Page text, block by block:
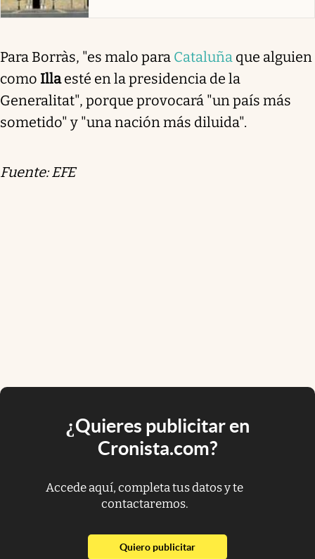
Para Borràs, "es malo para Cataluña que alguien
como Illaesté en la presidencia de la
Generalitat", porque provocará "un país más
sometido" y "una nación más diluida".
Fuente: EFE
¿Quieres publicitar en
Cronista.com?
Accede aquí, completa tus datos y te
contactaremos.
Quiero publicitarabre en nueva pestaña